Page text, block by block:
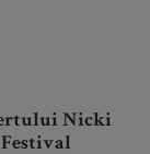
Nicki